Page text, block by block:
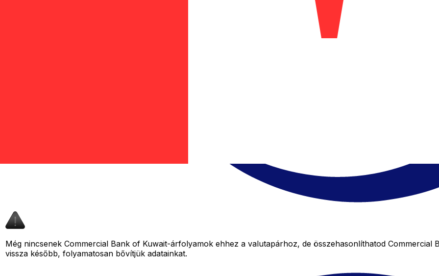
Még nincsenek Commercial Bank of Kuwait-árfolyamok ehhez a valutapárhoz, de összehasonlíthatod
vissza később, folyamatosan bővítjük adatainkat.